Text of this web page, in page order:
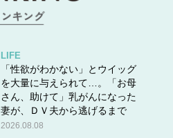
LIFE
「性欲がわかない」とウイッグ
を大量に与えられて…。「お母
さん、助けて」乳がんになった
妻が、ＤＶ夫から逃げるまで
2026.08.08